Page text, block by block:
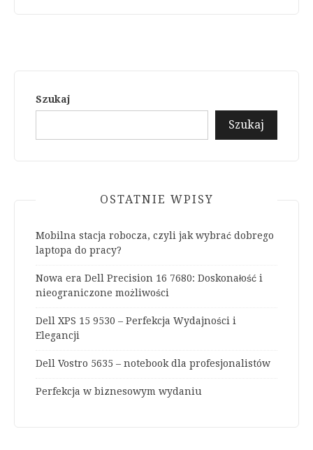
Szukaj
Szukaj
OSTATNIE WPISY
Mobilna stacja robocza, czyli jak wybrać dobrego
laptopa do pracy?
Nowa era Dell Precision 16 7680: Doskonałość i
nieograniczone możliwości
Dell XPS 15 9530 – Perfekcja Wydajności i
Elegancji
Dell Vostro 5635 – notebook dla profesjonalistów
Perfekcja w biznesowym wydaniu